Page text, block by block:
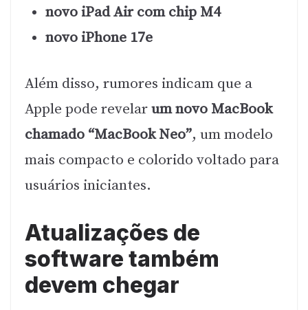
novo iPad Air com chip M4
novo iPhone 17e
Além disso, rumores indicam que a
Apple pode revelarum novo MacBook
chamado “MacBook Neo”, um modelo
mais compacto e colorido voltado para
usuários iniciantes.
Atualizações de
software também
devem chegar